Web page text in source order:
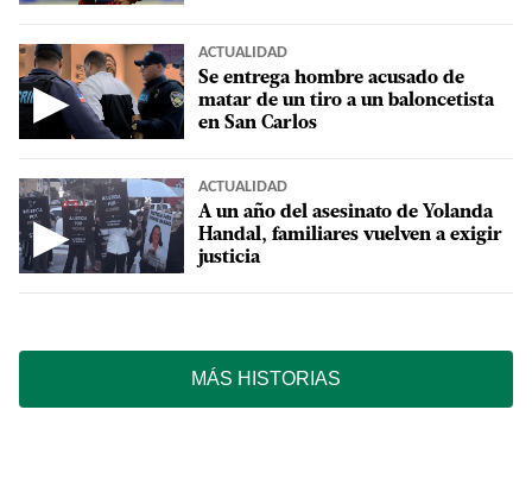
▶
ACTUALIDAD
Se entrega hombre acusado de
matar de un tiro a un baloncetista
en San Carlos
▶
ACTUALIDAD
A un año del asesinato de Yolanda
Handal, familiares vuelven a exigir
justicia
MÁS HISTORIAS